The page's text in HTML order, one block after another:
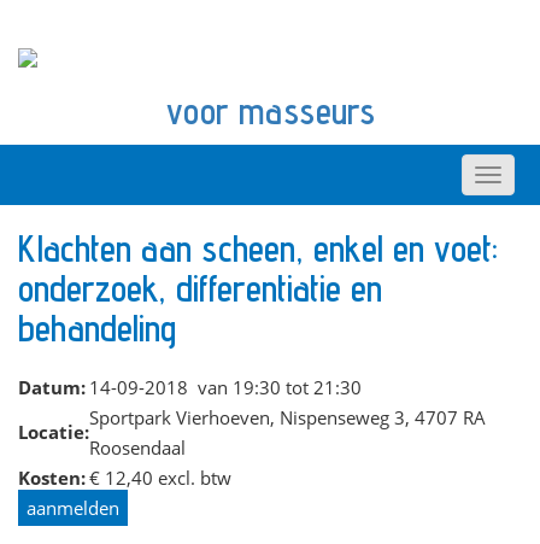
voor masseurs
Klachten aan scheen, enkel en voet:
onderzoek, differentiatie en
behandeling
Datum: 14-09-2018 van 19:30 tot 21:30
Locatie:
Sportpark Vierhoeven, Nispenseweg 3, 4707 RA
Roosendaal
Kosten:€ 12,40 excl. btw
aanmelden